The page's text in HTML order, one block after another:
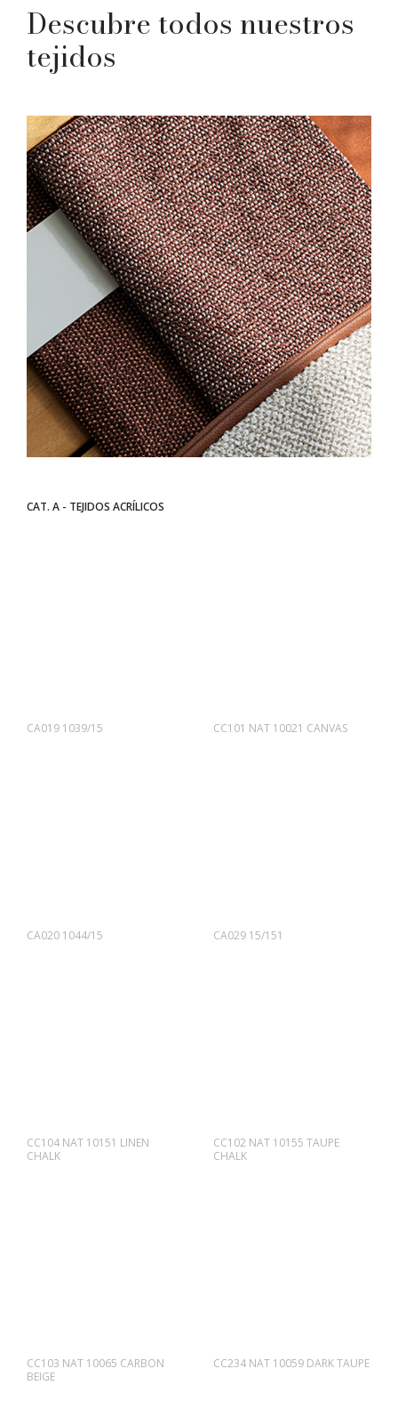
Descubre todos nuestros
tejidos
CAT. A - TEJIDOS ACRÍLICOS
CA019 1039/15 CC101 NAT 10021 CANVAS
CA020 1044/15 CA029 15/151
CC104 NAT 10151 LINEN
CHALK
CC102 NAT 10155 TAUPE
CHALK
CC103 NAT 10065 CARBON
BEIGE
CC234 NAT 10059 DARK TAUPE